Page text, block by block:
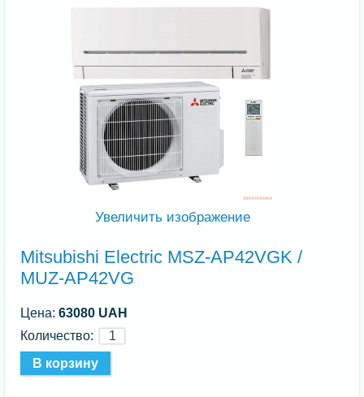
Увеличить изображение
Mitsubishi Electric MSZ-AP42VGK /
MUZ-AP42VG
Цена:63080 UAH
Количество: